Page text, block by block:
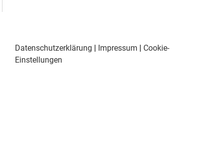
Datenschutzerklärung Impressum
Cookie-
Einstellungen